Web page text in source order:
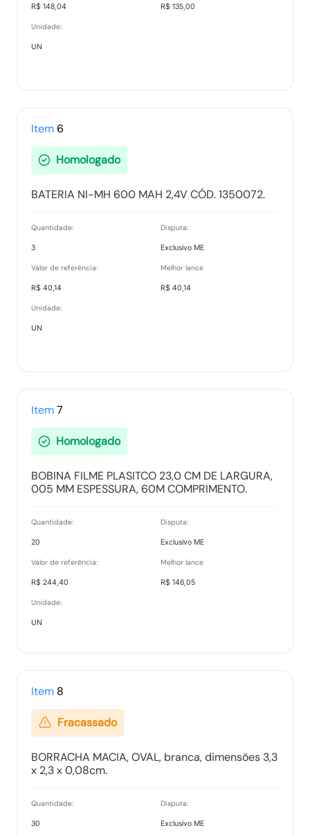
R$ 148,04 R$ 135,00
Unidade:
UN
Item6
Homologado
BATERIA NI-MH 600 MAH 2,4V CÓD. 1350072.
Quantidade:
3
Disputa:
Exclusivo ME
Valor de referência:
R$ 40,14
Melhor lance
R$ 40,14
Unidade:
UN
Item7
Homologado
BOBINA FILME PLASITCO 23,0 CM DE LARGURA,
005 MM ESPESSURA, 60M COMPRIMENTO.
Quantidade:
20
Disputa:
Exclusivo ME
Valor de referência:
R$ 244,40
Melhor lance
R$ 146,05
Unidade:
UN
Item 8
Fracassado
BORRACHA MACIA, OVAL, branca, dimensões 3,3
x 2,3 x 0,08cm.
Quantidade:
30
Disputa:
Exclusivo ME